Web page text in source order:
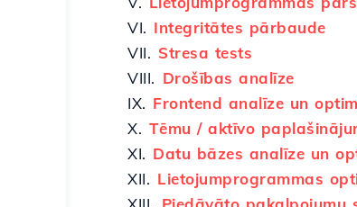
VI. Integritātes pārbaude
VII. Stresa tests
VIII. Drošības analīze
IX. Frontend analīze un
X. Tēmu / aktīvo
XI. Datu bāzes analīze un
XII. Lietojumprogrammas